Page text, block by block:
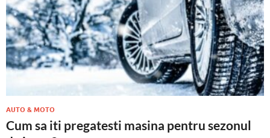
AUTO & MOTO
Cum sa iti pregatesti masina pentru sezonul